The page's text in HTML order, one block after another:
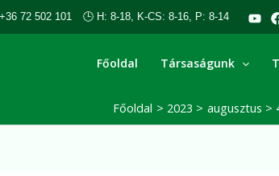
+36 72 502 101 🕒 H: 8-18, K-CS: 8-16, P: 8-14
Főoldal Társaságunk
Főoldal 2023 augusztus